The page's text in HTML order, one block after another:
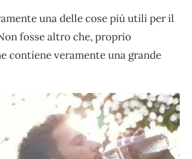
una delle cose più utili per il
fosse altro che, proprio
contiene veramente una grande